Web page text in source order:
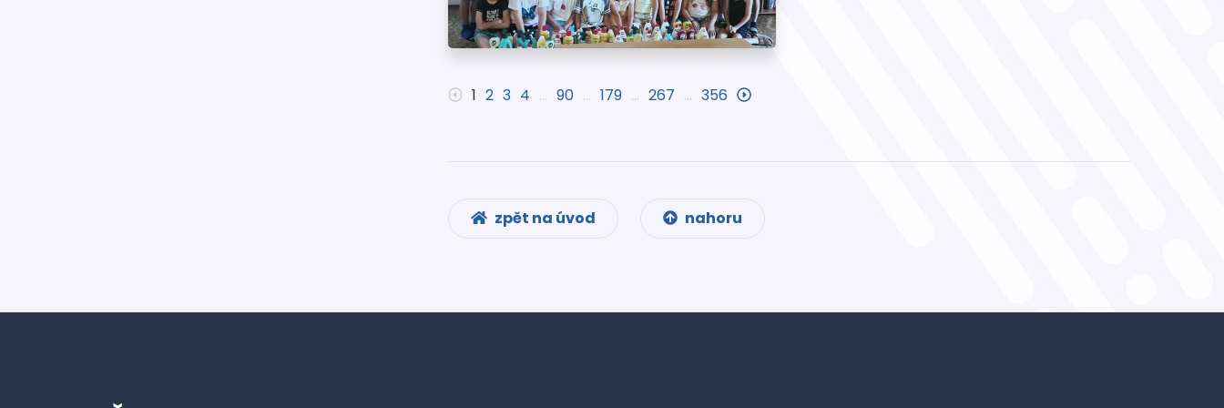
1 2 3 4 … 90 … 179 … 267 … 356
zpět na úvod nahoru